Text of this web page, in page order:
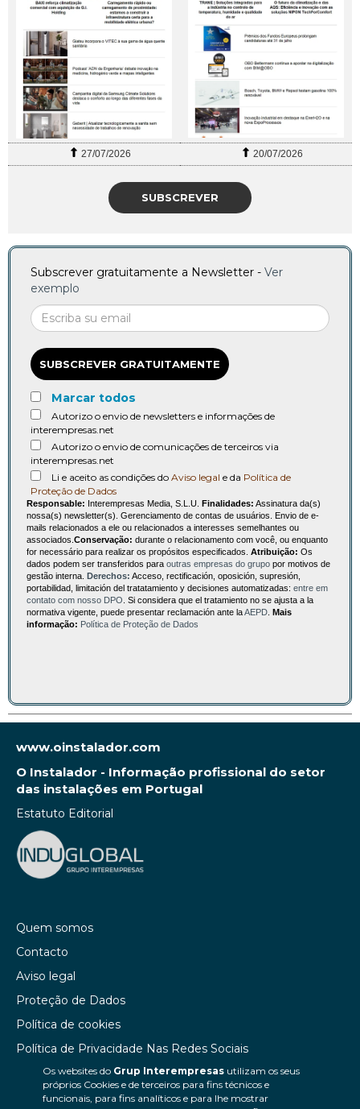
Os websites do Grup Interempresasutilizam os seus
próprios Cookies e de terceiros para fins técnicos e
funcionais, para fins analíticos e para lhe mostrar
27/07/2026 20/07/2026
SUBSCREVER
Subscrever gratuitamente a Newsletter - Ver
exemplo
SUBSCREVER GRATUITAMENTE
Marcar todos
Autorizo o envio de newsletters e informações de
interempresas.net
Autorizo o envio de comunicações de terceiros via
interempresas.net
Li e aceito as condições do Aviso legal e da Política de
Proteção de Dados
Responsable: Interempresas Media, S.L.U. Finalidades: Assinatura da(s)
nossa(s) newsletter(s). Gerenciamento de contas de usuários. Envio de e-
mails relacionados a ele ou relacionados a interesses semelhantes ou
associados. Conservação: durante o relacionamento com você, ou enquanto
for necessário para realizar os propósitos especificados. Atribuição: Os
dados podem ser transferidos para outras empresas do grupo por motivos de
gestão interna. Derechos: Acceso, rectificación, oposición, supresión,
portabilidad, limitación del tratatamiento y decisiones automatizadas: entre em
contato com nosso DPO . Si considera que el tratamiento no se ajusta a la
normativa vigente, puede presentar reclamación ante laAEPD Mais
informação: Política de Proteção de Dados
www.oinstalador.com
O Instalador - Informação profissional do setor
das instalações em Portugal
Estatuto Editorial
Quem somos
Contacto
Aviso legal
Proteção de Dados
Política de cookies
Política de Privacidade Nas Redes Sociais
Canal de denúncias
Colaborações editoriais